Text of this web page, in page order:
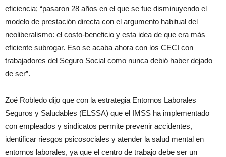
eficiencia; “pasaron 28 años en el que se fue disminuyendo el
modelo de prestación directa con el argumento habitual del
neoliberalismo: el costo-beneficio y esta idea de que era más
eficiente subrogar. Eso se acaba ahora con los CECI con
trabajadores del Seguro Social como nunca debió haber dejado
de ser”.
Zoé Robledo dijo que con la estrategia Entornos Laborales
Seguros y Saludables (ELSSA) que el IMSS ha implementado
con empleados y sindicatos permite prevenir accidentes,
identificar riesgos psicosociales y atender la salud mental en
entornos laborales, ya que el centro de trabajo debe ser un